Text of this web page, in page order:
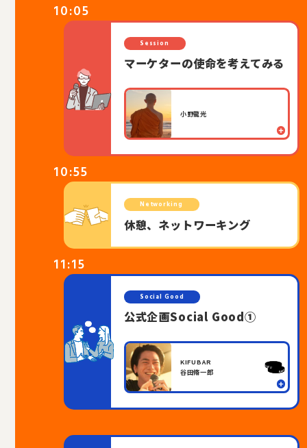
10:05
Session
マーケターの使命を考えてみる
10:55
Networking
休憩、ネットワーキング
11:15
Social Good
公式企画Social Good①
KIFUBAR
谷田脩一郎